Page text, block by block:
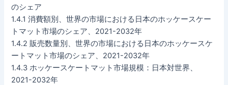
のシェア
1.4.1 消費額別、世界の市場における日本のホッケースケー
トマット市場のシェア、2021-2032年
1.4.2 販売数量別、世界の市場における日本のホッケースケ
ートマット市場のシェア、2021-2032年
1.4.3 ホッケースケートマット市場規模：日本対世界、
2021-2032年